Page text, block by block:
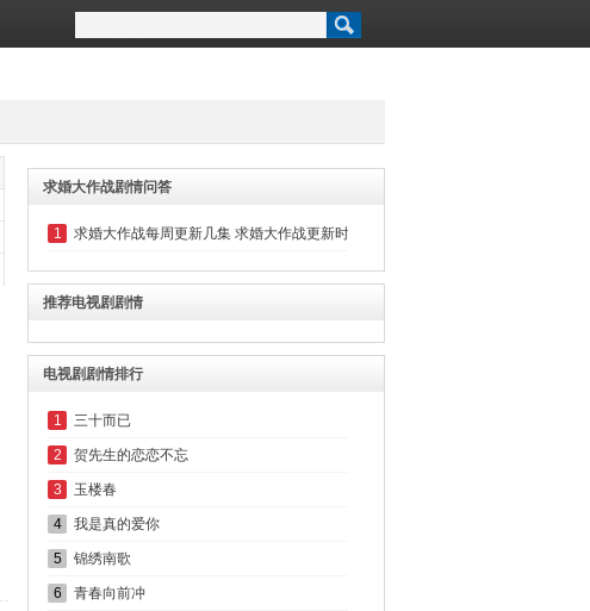
求婚大作战剧情问答
1 求婚大作战每周更新几集 求婚大作战更新时间是什么 电视剧求婚大作战播出时
推荐电视剧剧情
电视剧剧情排行
1 三十而已
2 贺先生的恋恋不忘
3 玉楼春
4 我是真的爱你
5 锦绣南歌
6 青春向前冲